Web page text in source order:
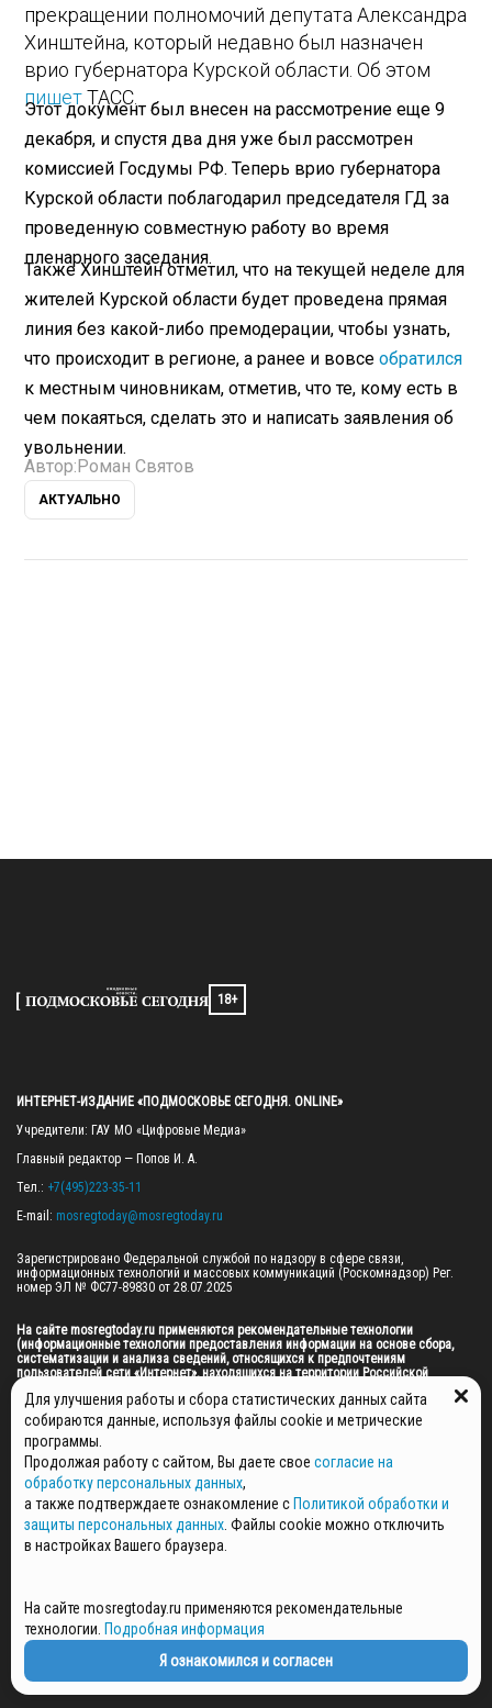
прекращении полномочий депутата Александра
Хинштейна, который недавно был назначен
врио губернатора Курской области. Об этом
пишетТАСС.
Этот документ был внесен на рассмотрение еще 9
декабря, и спустя два дня уже был рассмотрен
комиссией Госдумы РФ. Теперь врио губернатора
Курской области поблагодарил председателя ГД за
проведенную совместную работу во время
пленарного заседания.
Также Хинштейн отметил, что на текущей неделе для
жителей Курской области будет проведена прямая
линия без какой-либо премодерации, чтобы узнать,
что происходит в регионе, а ранее и вовсеобратился
к местным чиновникам, отметив, что те, кому есть в
чем покаяться, сделать это и написать заявления об
увольнении.
Автор:Роман Святов
АКТУАЛЬНО
18+
ИНТЕРНЕТ-ИЗДАНИЕ «ПОДМОСКОВЬЕ СЕГОДНЯ. ONLINE»
Учредители: ГАУ МО «Цифровые Медиа»
Главный редактор — Попов И. А.
Тел.: +7(495)223-35-11
E-mail: mosregtoday@mosregtoday.ru
Зарегистрировано Федеральной службой по надзору в сфере связи,
информационных технологий и массовых коммуникаций (Роскомнадзор) Рег.
номер ЭЛ № ФС77-89830 от 28.07.2025
На сайте mosregtoday.ru применяются рекомендательные технологии
(информационные технологии предоставления информации на основе сбора,
систематизации и анализа сведений, относящихся к предпочтениям
пользователей сети «Интернет», находящихся на территории Российской
© 2026 ПРАВА НА ВСЕ МАТЕРИАЛЫ САЙТА ПРИНАДЛЕЖАТ ГАУ МО "ЦИФРОВЫЕ
МЕДИА" (ОГРН: 1255000059467).
ПОЛИТИКА ОБРАБОТКИ И ЗАЩИТЫ ПЕРСОНАЛЬНЫХ ДАННЫХ
НОВОСТИ
ГАЗЕТЫ
О РЕДАКЦИИ
СПЕЦПРОЕКТЫ
ПОЛИТИКА КОНФИДЕНЦИАЛЬНОСТИ
Для улучшения работы и сбора статистических данных сайта
собираются данные, используя файлы cookie и метрические
программы.
Продолжая работу с сайтом, Вы даете свое согласие на
обработку персональных данных,
а также подтверждаете ознакомление с Политикой обработки и
защиты персональных данных . Файлы cookie можно отключить
в настройках Вашего браузера.
На сайте mosregtoday.ru применяются рекомендательные
технологии. Подробная информация
Я ознакомился и согласен